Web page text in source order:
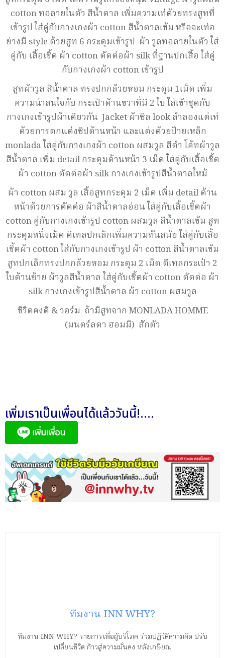
cotton ทอลายในตัว สีน้ำตาล เพิ่มความเท่ด้วยทรงสูทที่
เข้ารูป ใส่คู่กับกางเกงผ้า cotton สีน้ำตาลเข้ม หรือจะเท่อ
ย่างมี style ด้วยสูท 6 กระดุมเข้ารูป ผ้า วูลทอลายในตัว ใส่
คู่กับ เสื้อเชิ้ต ผ้า cotton ตัดต่อผ้า silk ที่ฐานปกเสื้อ ใส่คู่
กับกางเกงผ้า cotton เข้ารูป
สูทผ้าวูล สีน้ำตาล ทรงปกกล้วยหอม กระดุม 1เม็ด เพิ่ม
ความน่าสนใจกับ กระเป๋าด้านขวาที่มี 2 ใบ ใส่เข้าชุดกับ
กางเกงเข้ารูปผ้าเดียวกัน Jacket ผ้าซิล look ลำลองแต่เท่
ด้วยการตกแต่งซิปด้านหน้า และแต่งด้วยป้ายเหล็ก
monlada ใส่คู่กับกางเกงผ้า cotton ผสมวูล สีดำ โค้ทผ้าวูล
สีน้ำตาล เพิ่ม detail กระดุมด้านหน้า 3 เม็ด ใส่คู่กับเสื้อเชิ้ต
ผ้า cotton ตัดต่อผ้า silk กางเกงเข้ารูปสีน้ำตาลใหม้
ผ้า cotton ผสม วูล เสื้อสูทกระดุม 2 เม็ด เพิ่ม detail ด้าน
หน้าด้วยการตัดต่อ ผ้าสีน้ำตาลอ่อน ใส่คู่กับเสื้อเชิ้ตผ้า
cotton คู่กับกางเกงเข้ารูป cotton ผสมวูล สีน้ำตาลเข้ม สูท
กระดุมหนึ่งเม็ด ดีเทลปกเล็กเพิ่มความทันสมัย ใส่คู่กับเสื้อ
เชิ้ตผ้า cotton ใส่กับกางเกงเข้ารูป ผ้า cotton สีน้ำตาลเข้ม
สูทปกเล็กทรงปกกล้วยหอม กระดุม 2 เม็ด ดีเทลกระเป๋า 2
ใบด้านซ้าย ผ้าวูลสีน้ำตาล ใส่คู่กับเชิ้ตผ้า cotton ตัดต่อ ผ้า
silk กางเกงเข้ารูปสีน้ำตาล ผ้า cotton ผสมวูล
ชีวิตคงดี & วอร์ม ถ้ามีสูทจาก MONLADA HOMME
(มนตร์ลดา ฮอมมี) สักตัว
เพิ่มเราเป็นเพื่อนได้แล้ววันนี้!....
ทีมงาน INN WHY?
ทีมงาน INN WHY? รายการเพื่อผู้บริโภค ร่วมปฏิวัติความคิด ปรับ
เปลี่ยนชีวิต ก้าวสู่ความมั่นคง หลังเกษียณ